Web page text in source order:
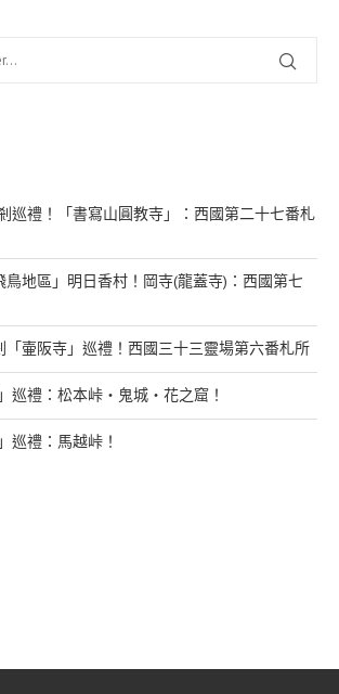
巡禮！「書寫山圓教寺」：西國第二十七番札
地區」明日香村！岡寺(龍蓋寺)：西國第七
壷阪寺」巡禮！西國三十三靈場第六番札所
巡禮：松本峠・鬼城・花之窟！
巡禮：馬越峠！